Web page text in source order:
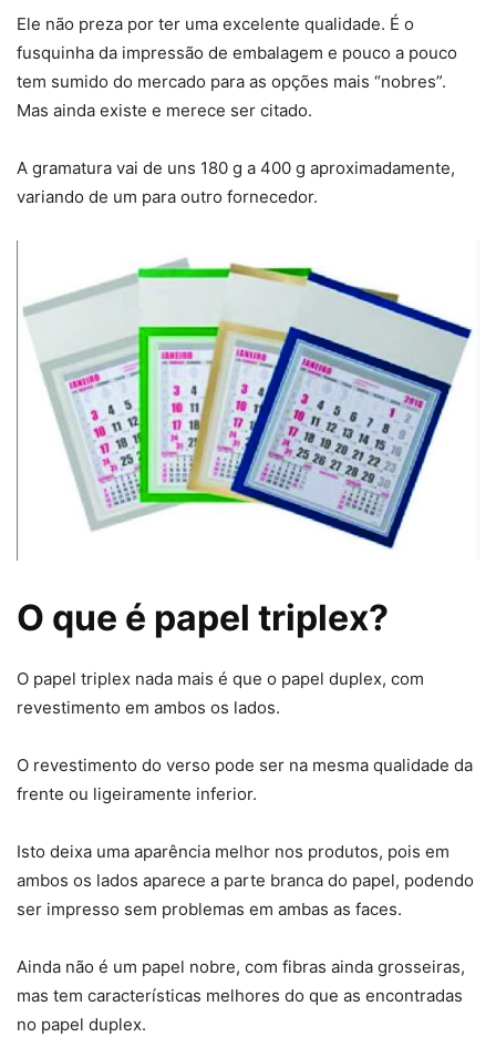
Ele não preza por ter uma excelente qualidade. É o
fusquinha da impressão de embalagem e pouco a pouco
tem sumido do mercado para as opções mais “nobres”.
Mas ainda existe e merece ser citado.
A gramatura vai de uns 180 g a 400 g aproximadamente,
variando de um para outro fornecedor.
O que é papel triplex?
O papel triplex nada mais é que o papel duplex, com
revestimento em ambos os lados.
O revestimento do verso pode ser na mesma qualidade da
frente ou ligeiramente inferior.
Isto deixa uma aparência melhor nos produtos, pois em
ambos os lados aparece a parte branca do papel, podendo
ser impresso sem problemas em ambas as faces.
Ainda não é um papel nobre, com fibras ainda grosseiras,
mas tem características melhores do que as encontradas
no papel duplex.